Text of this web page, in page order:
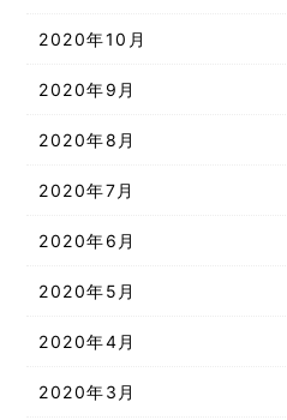
2020年10月
2020年9月
2020年8月
2020年7月
2020年6月
2020年5月
2020年4月
2020年3月